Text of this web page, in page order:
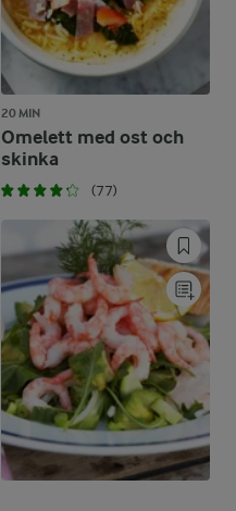
20 MIN
Omelett med ost och
skinka
(77)